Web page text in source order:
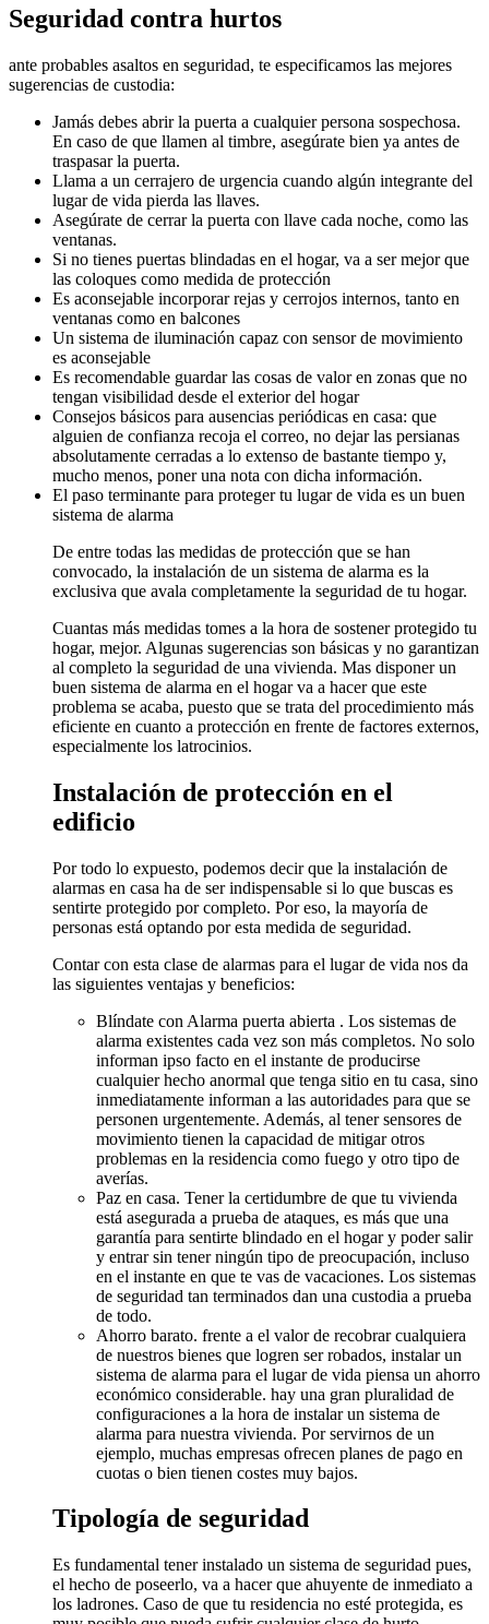
Seguridad contra hurtos
ante probables asaltos en seguridad, te especificamos las mejores
sugerencias de custodia:
Jamás debes abrir la puerta a cualquier persona sospechosa.
En caso de que llamen al timbre, asegúrate bien ya antes de
traspasar la puerta.
Llama a un cerrajero de urgencia cuando algún integrante del
lugar de vida pierda las llaves.
Asegúrate de cerrar la puerta con llave cada noche, como las
ventanas.
Si no tienes puertas blindadas en el hogar, va a ser mejor que
las coloques como medida de protección
Es aconsejable incorporar rejas y cerrojos internos, tanto en
ventanas como en balcones
Un sistema de iluminación capaz con sensor de movimiento
es aconsejable
Es recomendable guardar las cosas de valor en zonas que no
tengan visibilidad desde el exterior del hogar
Consejos básicos para ausencias periódicas en casa: que
alguien de confianza recoja el correo, no dejar las persianas
absolutamente cerradas a lo extenso de bastante tiempo y,
mucho menos, poner una nota con dicha información.
El paso terminante para proteger tu lugar de vida es un buen
sistema de alarma
De entre todas las medidas de protección que se han
convocado, la instalación de un sistema de alarma es la
exclusiva que avala completamente la seguridad de tu hogar.
Cuantas más medidas tomes a la hora de sostener protegido tu
hogar, mejor. Algunas sugerencias son básicas y no garantizan
al completo la seguridad de una vivienda. Mas disponer un
buen sistema de alarma en el hogar va a hacer que este
problema se acaba, puesto que se trata del procedimiento más
eficiente en cuanto a protección en frente de factores externos,
especialmente los latrocinios.
Instalación de protección en el
edificio
Por todo lo expuesto, podemos decir que la instalación de
alarmas en casa ha de ser indispensable si lo que buscas es
sentirte protegido por completo. Por eso, la mayoría de
personas está optando por esta medida de seguridad.
Contar con esta clase de alarmas para el lugar de vida nos da
las siguientes ventajas y beneficios:
Blíndate con Alarma puerta abierta . Los sistemas de
alarma existentes cada vez son más completos. No solo
informan ipso facto en el instante de producirse
cualquier hecho anormal que tenga sitio en tu casa, sino
inmediatamente informan a las autoridades para que se
personen urgentemente. Además, al tener sensores de
movimiento tienen la capacidad de mitigar otros
problemas en la residencia como fuego y otro tipo de
averías.
Paz en casa. Tener la certidumbre de que tu vivienda
está asegurada a prueba de ataques, es más que una
garantía para sentirte blindado en el hogar y poder salir
y entrar sin tener ningún tipo de preocupación, incluso
en el instante en que te vas de vacaciones. Los sistemas
de seguridad tan terminados dan una custodia a prueba
de todo.
Ahorro barato. frente a el valor de recobrar cualquiera
de nuestros bienes que logren ser robados, instalar un
sistema de alarma para el lugar de vida piensa un ahorro
económico considerable. hay una gran pluralidad de
configuraciones a la hora de instalar un sistema de
alarma para nuestra vivienda. Por servirnos de un
ejemplo, muchas empresas ofrecen planes de pago en
cuotas o bien tienen costes muy bajos.
Tipología de seguridad
Es fundamental tener instalado un sistema de seguridad pues,
el hecho de poseerlo, va a hacer que ahuyente de inmediato a
los ladrones. Caso de que tu residencia no esté protegida, es